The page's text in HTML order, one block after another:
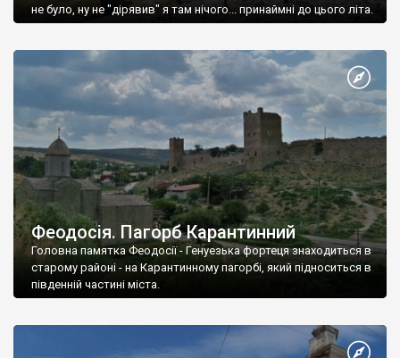
не було, ну не "дірявив" я там нічого... принаймні до цього літа.
Феодосія. Пагорб Карантинний
Головна памятка Феодосії - Генуезька фортеця знаходиться в
старому районі - на Карантинному пагорбі, який підноситься в
південній частині міста.